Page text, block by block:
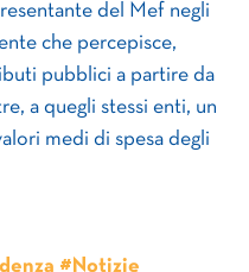
del Mef negli
che percepisce,
pubblici a partire da
a quegli stessi enti, un
medi di spesa degli
#Notizie